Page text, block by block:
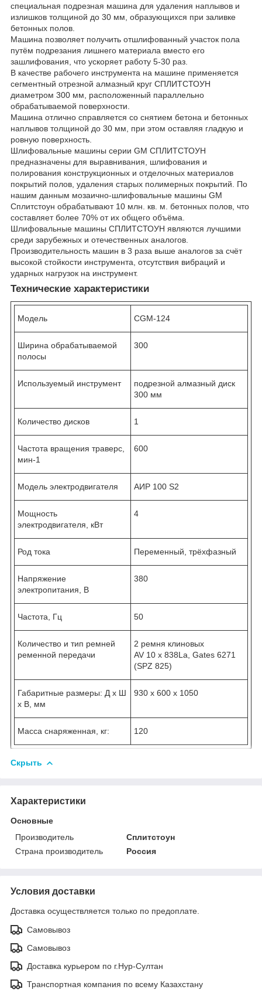
специальная подрезная машина для удаления наплывов и
излишков толщиной до 30 мм, образующихся при заливке
бетонных полов.
Машина позволяет получить отшлифованный участок пола
путём подрезания лишнего материала вместо его
зашлифования, что ускоряет работу 5-30 раз.
В качестве рабочего инструмента на машине применяется
сегментный отрезной алмазный круг СПЛИТСТОУН
диаметром 300 мм, расположенный параллельно
обрабатываемой поверхности.
Машина отлично справляется со снятием бетона и бетонных
наплывов толщиной до 30 мм, при этом оставляя гладкую и
ровную поверхность.
Шлифовальные машины серии GM СПЛИТСТОУН
предназначены для выравнивания, шлифования и
полирования конструкционных и отделочных материалов
покрытий полов, удаления старых полимерных покрытий. По
нашим данным мозаично-шлифовальные машины GM
Сплитстоун обрабатывают 10 млн. кв. м. бетонных полов, что
составляет более 70% от их общего объёма.
Шлифовальные машины СПЛИТСТОУН являются лучшими
среди зарубежных и отечественных аналогов.
Производительность машин в 3 раза выше аналогов за счёт
высокой стойкости инструмента, отсутствия вибраций и
ударных нагрузок на инструмент.
Технические характеристики
Модель СGM-124
Ширина обрабатываемой
полосы
300
Используемый инструмент
подрезной алмазный диск
300 мм
Количество дисков 1
Частота вращения траверс,
мин-1
600
Модель электродвигателя АИР 100 S2
Мощность
электродвигателя, кВт
4
Род тока Переменный, трёхфазный
Напряжение
электропитания, В
380
Частота, Гц 50
Количество и тип ремней
ременной передачи
2 ремня клиновых
AV 10 х 838La, Gates 6271
(SPZ 825)
Габаритные размеры: Д x Ш
x В, мм
930 x 600 x 1050
Масса снаряженная, кг: 120
Скрыть
Характеристики
Основные
Производитель
Сплитстоун
Страна производитель
Россия
Условия доставки
Доставка осуществляется только по предоплате.
Самовывоз
Самовывоз
Доставка курьером по г.Нур-Султан
Транспортная компания по всему Казахстану